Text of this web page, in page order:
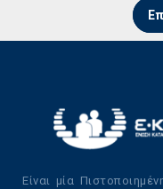
Είναι μία